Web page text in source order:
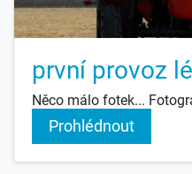
první provoz
Něco málo fotek...
Prohlédnout